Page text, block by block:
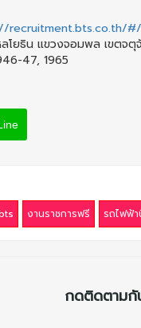
recruitment.bts.co.th/
โยธิน แขวงจอมพล เขตจ
47, 1965
งานราชการฟรี รถไฟฟ้
กดติดตามกั